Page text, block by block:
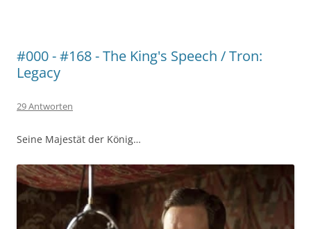
#000 - #168 - The King's Speech / Tron:
Legacy
29 Antworten
Seine Majestät der König…